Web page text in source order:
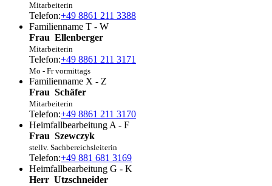
Mitarbeiterin
Telefon:+49 8861 211 3388
Familienname T - W
Frau Ellenberger
Mitarbeiterin
Telefon:+49 8861 211 3171
Mo - Fr vormittags
Familienname X - Z
Frau Schäfer
Mitarbeiterin
Telefon:+49 8861 211 3170
Heimfallbearbeitung A - F
Frau Szewczyk
stellv. Sachbereichsleiterin
Telefon:+49 881 681 3169
Heimfallbearbeitung G - K
Herr Utzschneider